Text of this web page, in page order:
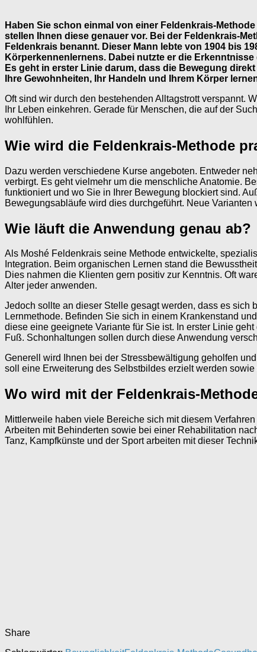
Haben Sie schon einmal von einer Feldenkrais-
stellen Ihnen diese genauer vor. Bei der Feldenkrais-
Feldenkrais benannt. Dieser Mann lebte von 1904 bis
Körperkennenlernens. Dabei nutzte er die
Es geht in erster Linie darum, dass die Bewegung
Ihre Gewohnheiten, Ihr Handeln und Ihrem Körper
Oft sind wir durch den bestehenden Alltagstrott verspannt.
Ihr Leben einkehren. Gerade für Menschen, die auf der
wohlfühlen.
Wie wird die Feldenkrais-Methode
Dazu werden verschiedene Kurse angeboten. Entweder
verbirgt. Es geht vielmehr um die menschliche Anatomie.
funktioniert und wo Sie in Ihrer Bewegung blockiert sind.
Bewegungsabläufe wird dies durchgeführt. Neue
Wie läuft die Anwendung genau ab?
Als Moshé Feldenkrais seine Methode entwickelte,
Integration. Beim organischen Lernen stand die
Dies nahmen die Klienten gern positiv zur Kenntnis. Oft
Alter jeder anwenden.
Jedoch sollte an dieser Stelle gesagt werden, dass es
Lernmethode. Befinden Sie sich in einem Krankenstand
diese eine geeignete Variante für Sie ist. In erster Linie
Fuß. Schonhaltungen sollen durch diese Anwendung
Generell wird Ihnen bei der Stressbewältigung geholfen
soll eine Erweiterung des Selbstbildes erzielt werden
Wo wird mit der Feldenkrais-
Mittlerweile haben viele Bereiche sich mit diesem
Arbeiten mit Behinderten sowie bei einer Rehabilitation
Tanz, Kampfkünste und der Sport arbeiten mit dieser
Share